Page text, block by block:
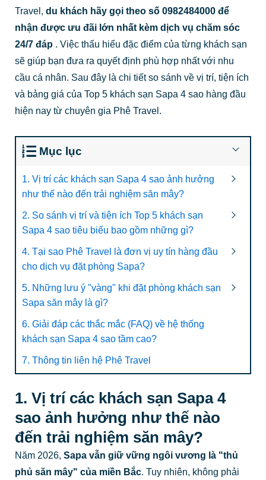
Travel, du khách hãy gọi theo số 0982484000 để
nhận được ưu đãi lớn nhất kèm dịch vụ chăm sóc
24/7 đáp. Việc thấu hiểu đặc điểm của từng khách sạn
sẽ giúp bạn đưa ra quyết định phù hợp nhất với nhu
cầu cá nhân. Sau đây là chi tiết so sánh về vị trí, tiện ích
và bảng giá của Top 5 khách sạn Sapa 4 sao hàng đầu
hiện nay từ chuyên gia Phê Travel.
Mục lục
1. Vị trí các khách sạn Sapa 4 sao ảnh hưởng
như thế nào đến trải nghiệm săn mây?
2. So sánh vị trí và tiện ích Top 5 khách sạn
Sapa 4 sao tiêu biểu bao gồm những gì?
4. Tại sao Phê Travel là đơn vị uy tín hàng đầu
cho dịch vụ đặt phòng Sapa?
5. Những lưu ý "vàng" khi đặt phòng khách sạn
Sapa săn mây là gì?
6. Giải đáp các thắc mắc (FAQ) về hệ thống
khách sạn Sapa 4 sao tầm cao?
7. Thông tin liên hệ Phê Travel
1. Vị trí các khách sạn Sapa 4
sao ảnh hưởng như thế nào
đến trải nghiệm săn mây?
Năm 2026, Sapa vẫn giữ vững ngôi vương là "thủ
phủ săn mây" của miền Bắc. Tuy nhiên, không phải